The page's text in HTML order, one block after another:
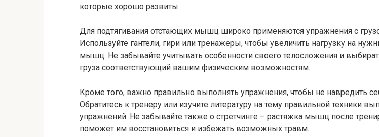
которые хорошо развиты.
Для подтягивания отстающих мышц широко применяются упражнения с
Используйте гантели, гири или тренажеры, чтобы увеличить нагрузку на
мышц. Не забывайте учитывать особенности своего телосложения и
груза соответствующий вашим физическим возможностям.
Кроме того, важно правильно выполнять упражнения, чтобы не навредить
Обратитесь к тренеру или изучите литературу на тему правильной техники
упражнений. Не забывайте также о стретчинге – растяжка мышц после
поможет им восстановиться и избежать возможных травм.